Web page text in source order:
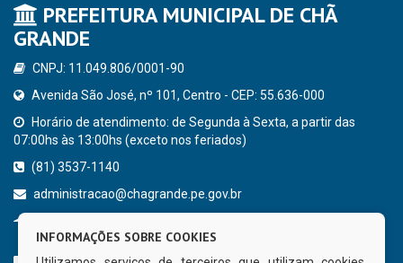
PREFEITURA MUNICIPAL DE CHÃ
GRANDE
CNPJ: 11.049.806/0001-90
Avenida São José, nº 101, Centro - CEP: 55.636-000
Horário de atendimento: de Segunda à Sexta, a partir das
07:00hs às 13:00hs (exceto nos feriados)
(81) 3537-1140
administracao@chagrande.pe.gov.br
INFORMAÇÕES SOBRE COOKIES